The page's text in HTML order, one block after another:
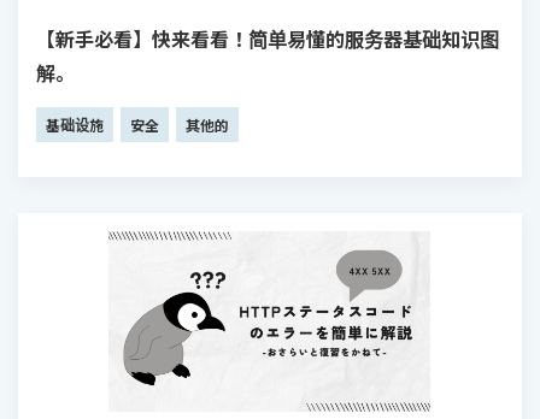
【新手必看】快来看看！简单易懂的服务器基础知识图
解。
基础设施 安全 其他的